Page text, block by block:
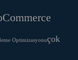
Optimizasyonuçok